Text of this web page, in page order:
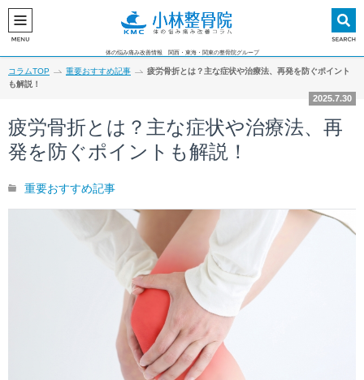
体の悩み痛み改善情報 関西・東海・関東の整骨院グループ
コラムTOP 重要おすすめ記事
疲労骨折とは？主な症状や治療法、再発を防ぐポイント
も解説！
疲労骨折とは？主な症状や治療法、再
発を防ぐポイントも解説！
2025.7.30
重要おすすめ記事